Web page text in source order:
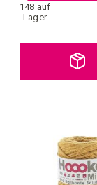
148 auf
Lager